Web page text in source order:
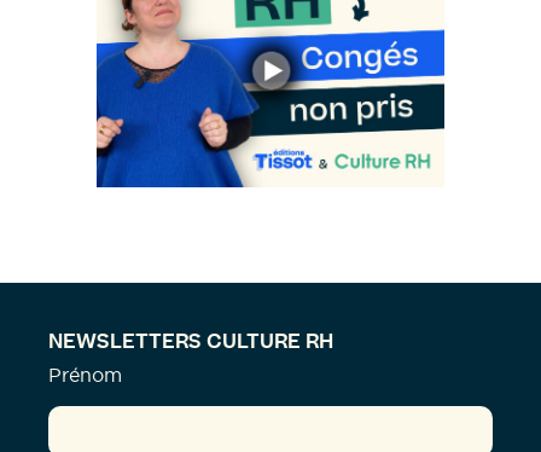
NEWSLETTERS CULTURE RH
Prénom